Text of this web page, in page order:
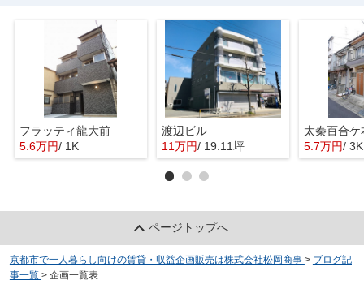
フラッティ龍大前
5.6万円/ 1K
渡辺ビル
11万円/ 19.11坪
太秦百合ケ
5.7万円/ 3K
ページトップへ
京都市で一人暮らし向けの賃貸・収益企画販売は株式会社松岡商事 > ブログ記
事一覧 > 企画一覧表